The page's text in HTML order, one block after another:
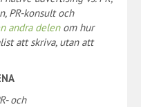
PR-konsult och
andra delenom hur
att skriva, utan att
och